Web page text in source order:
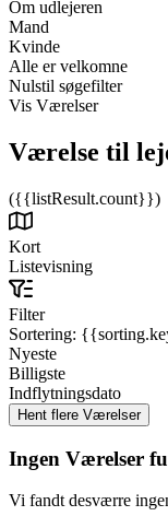
Om udlejeren
Mand
Kvinde
Alle er velkomne
Nulstil søgefilter
Vis Værelser
Værelse til
({{listResult.count}})
Kort
Listevisning
Filter
Sortering:
Nyeste
Billigste
Indflytningsdato
Ingen Værelser
Vi fandt desværre